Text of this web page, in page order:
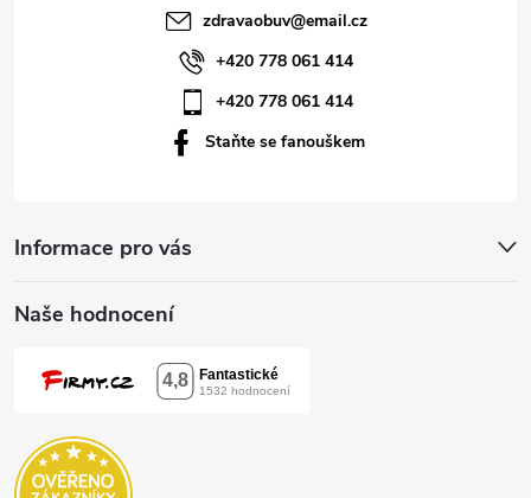
Informace pro vás
Naše hodnocení
zdravaobuv@email.cz
+420 778 061 414
+420 778 061 414
Staňte se fanouškem